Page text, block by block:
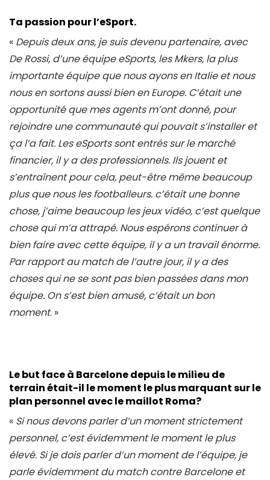
Ta passion pour l’eSport.
« Depuis deux ans, je suis devenu partenaire, avec
De Rossi, d’une équipe eSports, les Mkers, la plus
importante équipe que nous ayons en Italie et nous
nous en sortons aussi bien en Europe. C’était une
opportunité que mes agents m’ont donné, pour
rejoindre une communauté qui pouvait s’installer et
ça l’a fait. Les eSports sont entrés sur le marché
financier, il y a des professionnels. Ils jouent et
s’entraînent pour cela, peut-être même beaucoup
plus que nous les footballeurs. c’était une bonne
chose, j’aime beaucoup les jeux vidéo, c’est quelque
chose qui m’a attrapé. Nous espérons continuer à
bien faire avec cette équipe, il y a un travail énorme.
Par rapport au match de l’autre jour, il y a des
choses qui ne se sont pas bien passées dans mon
équipe. On s’est bien amusé, c’était un bon
moment. »
Le but face à Barcelone depuis le milieu de
terrain était-il le moment le plus marquant sur le
plan personnel avec le maillot Roma?
« Si nous devons parler d’un moment strictement
personnel, c’est évidemment le moment le plus
élevé. Si je dois parler d’un moment de l’équipe, je
parle évidemment du match contre Barcelone et